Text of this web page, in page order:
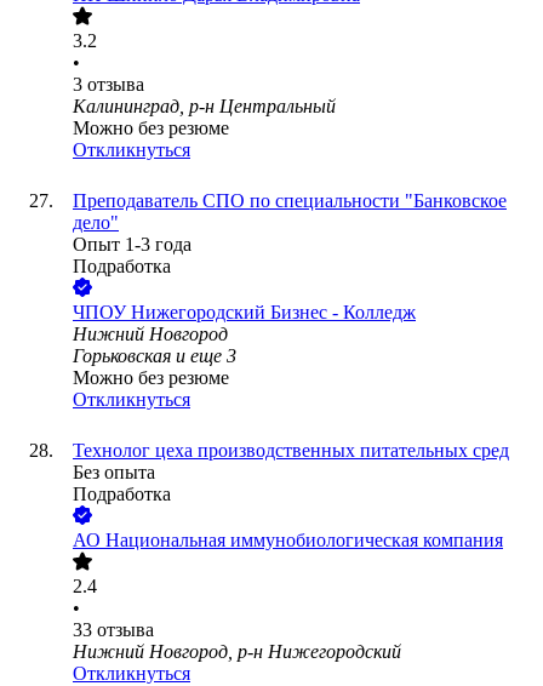
3.2
•
3 отзыва
Калининград, р-н Центральный
Можно без резюме
Откликнуться
Преподаватель СПО по специальности "Банковское
дело"
Опыт 1-3 года
Подработка
ЧПОУ Нижегородский Бизнес - Колледж
Нижний Новгород
Горьковская и еще 3
Можно без резюме
Откликнуться
Технолог цеха производственных питательных сред
Без опыта
Подработка
АО Национальная иммунобиологическая компания
2.4
•
33 отзыва
Нижний Новгород, р-н Нижегородский
Откликнуться